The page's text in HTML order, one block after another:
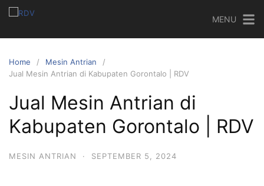
MENU
Home
Mesin Antrian
Jual Mesin Antrian di Kabupaten Gorontalo | RDV
Jual Mesin Antrian di
Kabupaten Gorontalo | RDV
MESIN ANTRIAN · SEPTEMBER 5, 2024